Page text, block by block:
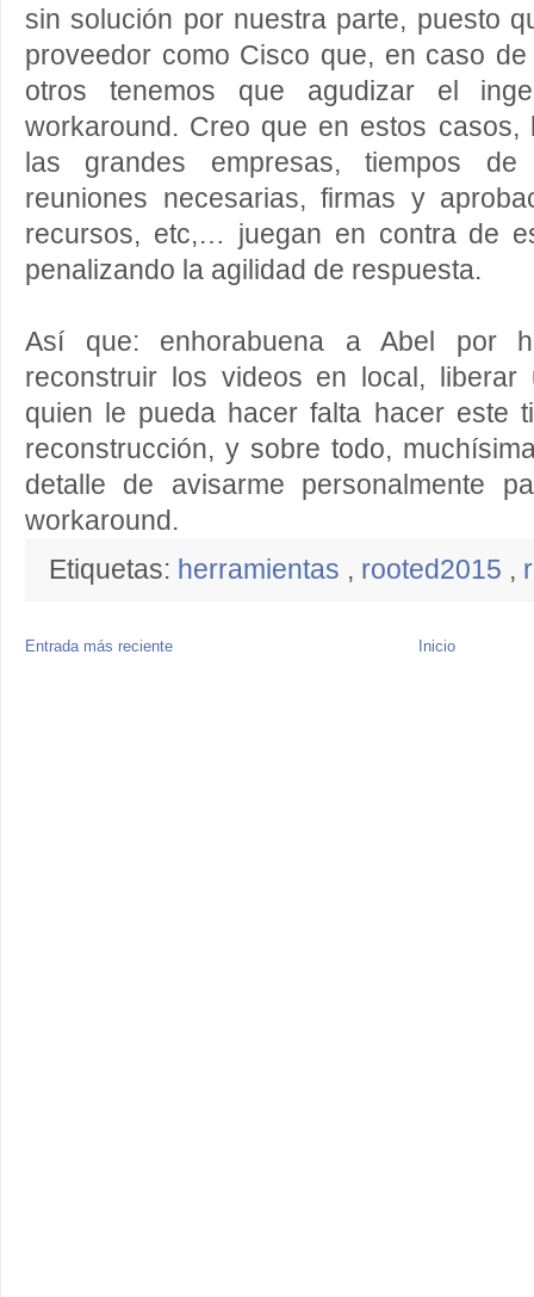
sin solución por nuestra parte, puesto
proveedor como Cisco que, en caso
otros tenemos que agudizar el
workaround. Creo que en estos
las grandes empresas, tiempos
reuniones necesarias, firmas y
recursos, etc,… juegan en contra de
penalizando la agilidad de respuesta.
Así que: enhorabuena a Abel por
reconstruir los videos en local, liberar
quien le pueda hacer falta hacer este
reconstrucción, y sobre todo,
detalle de avisarme personalmente
workaround.
Etiquetas: herramientas , rooted2015 ,
Entrada más reciente Inicio